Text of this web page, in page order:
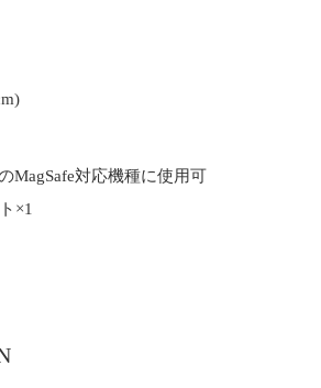
MagSafe対応機種に使用可
×1